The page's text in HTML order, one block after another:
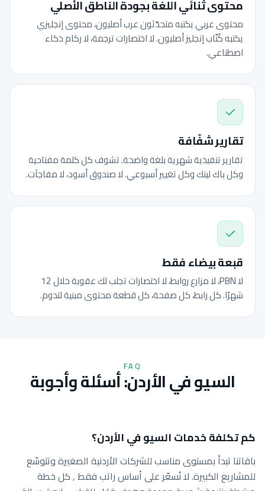
محتوى ثنائي اللغة بجودة الناطق الأصلي
محتوى عربي يكتبه متحدّثون عرب أصليون، محتوى إنجليزي
يكتبه كُتّاب إنجليز أصليون. لا اختصارات ترجمة، لا ركام ذكاء
اصطناعي.
تقارير شفّافة
تقارير تنفيذية شهرية بلغة واضحة. تشوف كل كلمة مفتاحية
وكل باك لينك وكل تغيير أسبوعي. لا صندوق أسود، لا مفاجآت.
قبعة بيضاء فقط
لا PBN، لا مزارع روابط، لا اختصارات تجلب لك عقوبة خلال 12
شهرًا. كل رابط، كل صفحة، كل قطعة محتوى مبنية لتدوم.
FAQ
السيو في الأردن: أسئلة وأجوبة
كم تكلفة خدمات السيو في الأردن؟
باقاتنا تبدأ بمستوى مناسب للشركات الأردنية الصغيرة وتتوسّع
للمشاريع الكبيرة. لا نُسعّر على أساس راتب فقط , كل خطة